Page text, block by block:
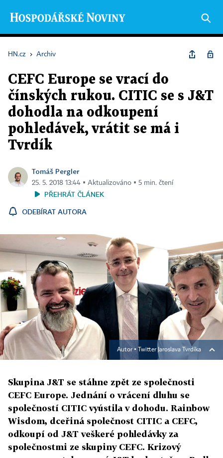
HN.cz › Archiv
CEFC Europe se vrací do
čínských rukou. CITIC se s J&T
dohodla na odkoupení
pohledávek, vrátit se má i
Tvrdík
Tomáš Pergler
25. 5. 2018 13:44 ▪ Aktualizováno ▪ 5 min. čtení
PŘEHRÁT ČLÁNEK
ODEBÍRAT AUTORA
Autor ▪ Twitter Jaroslava Tvrdíka
Skupina J&T se stáhne zpět ze společnosti
CEFC Europe. Jednání o vrácení dluhu se
společností CITIC vyústila v dohodu. Rainbow
Wisdom, dceřiná společnost CITIC a CEFC,
odkoupí od J&T veškeré pohledávky za
společnostmi ze skupiny CEFC. Krizový